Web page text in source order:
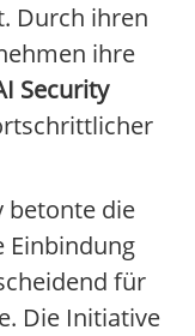
Durch ihren
ihre
Security
betonte die
Einbindung
für
Die Initiative